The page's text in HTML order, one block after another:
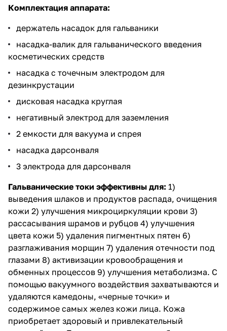
Комплектация аппарата:
держатель насадок для гальваники
насадка-валик для гальванического введения
косметических средств
насадка с точечным электродом для
дезинкрустации
дисковая насадка круглая
негативный электрод для заземления
2 емкости для вакуума и спрея
насадка дарсонваля
3 электрода для дарсонваля
Гальванические токи эффективны для: 1)
выведения шлаков и продуктов распада, очищения
кожи 2) улучшения микроциркуляции крови 3)
рассасывания шрамов и рубцов 4) улучшения
цвета кожи 5) удаления пигментных пятен 6)
разглаживания морщин 7) удаления отечности под
глазами 8) активизации кровообращения и
обменных процессов 9) улучшения метаболизма. С
помощью вакуумного воздействия захватываются и
удаляются камедоны, «черные точки» и
содержимое самых желез кожи лица. Кожа
приобретает здоровый и привлекательный